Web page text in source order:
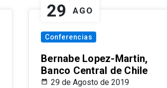
29 AGO
Conferencias
Bernabe Lopez-Martin,
Banco Central de Chile
29 de Agosto de 2019